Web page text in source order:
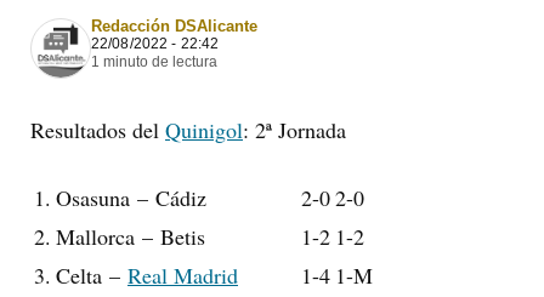
Redacción DSAlicante
22/08/2022 - 22:42
1 minuto de lectura
Resultados del Quinigol: 2ª Jornada
1. Osasuna – Cádiz 2-02-0
2. Mallorca – Betis 1-2 1-2
3. Celta – Real Madrid 1-4 1-M